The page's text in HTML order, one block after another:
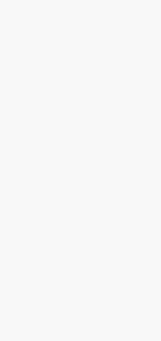
侑)、夏木ひなた